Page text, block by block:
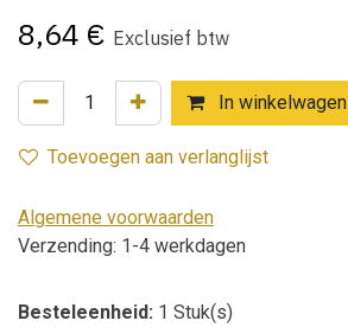
8,64 € Exclusief btw
In winkelwagen
Toevoegen aan verlanglijst
Algemene voorwaarden
Verzending: 1-4 werkdagen
Besteleenheid: 1 Stuk(s)